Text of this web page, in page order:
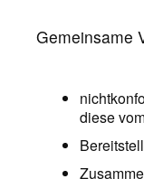
Gemeinsame
diese